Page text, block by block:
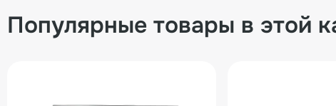
Популярные товары в этой